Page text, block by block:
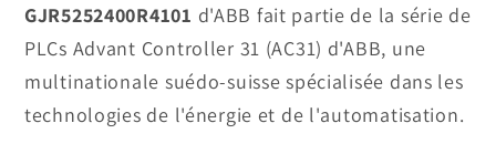
07DI92
WT92
GJR5252400R4101
ABB
07DI92
WT92
GJR5252400R4101
GJR5252400R4101 d'ABB fait partie de la série de
PLCs Advant Controller 31 (AC31) d'ABB, une
multinationale suédo-suisse spécialisée dans les
technologies de l'énergie et de l'automatisation.